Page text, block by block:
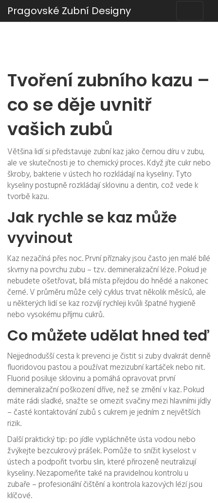
Pragovské Zubní Designy
Tvoření zubního kazu –
co se děje uvnitř
vašich zubů
Většina lidí si představuje zubní kaz jako černou díru v zubu,
ale ve skutečnosti je to chemický proces. Když jíte cukr nebo
škroby, bakterie v ústech ho rozkládají na kyseliny. Tyto
kyseliny postupně rozkládají sklovinu a dentin, což vede k
tvorbě kazu.
Jak rychle se kaz může
vyvinout
Kaz nezačíná přes noc. První příznaky jsou často jen malé bílé
skvrny na povrchu zubu – tzv. demineralizační léze. Pokud je
nebudete ošetřovat, bílá místa přejdou do hnědé a nakonec
černé. V průměru může celý cyklus trvat několik měsíců, ale
u některých lidí se kaz rozvíjí rychleji kvůli špatné hygieně
nebo vysokému příjmu cukrů.
Co můžete udělat hned teď
Nejjednodušší cesta k prevenci je čistit si zuby dvakrát denně
fluoridovou pastou a používat mezizubní kartáček nebo nit.
Fluorid posiluje sklovinu a pomáhá opravovat první
demineralizační poškození dříve, než se změní v kaz. Pokud
máte rádi sladké, snažte se omezit svačiny mezi hlavními jídly
– časté kontaktování zubů s cukrem je jedním z největších
rizik.
Další praktický tip: po jídle vypláchněte ústa vodou nebo
žvýkejte bezcukrový prášek. Pomůže to snížit kyselost v
ústech a podpořit tvorbu slin, které přirozeně neutralizují
kyseliny. Nezapomeňte také na pravidelnou kontrolu u
zubaře – profesionální čištění a kontrola kazových lézí jsou
klíčové.